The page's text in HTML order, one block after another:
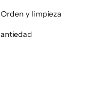
Orden y limpieza
antiedad